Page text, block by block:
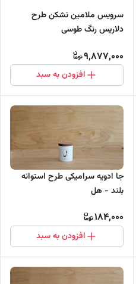
سرویس ملامین نشکن طرح
دلاریس رنگ طوسی
9,877,000
افزودن به سبد
جا ادویه سرامیکی طرح استوانه
بلند - هل
184,000
افزودن به سبد